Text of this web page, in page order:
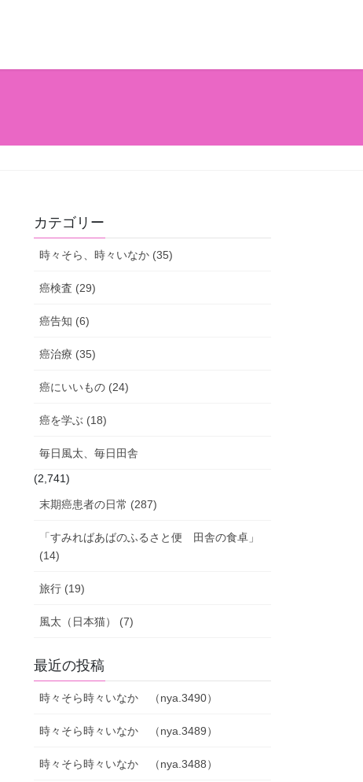
カテゴリー
時々そら、時々いなか (35)
癌検査 (29)
癌告知 (6)
癌治療 (35)
癌にいいもの (24)
癌を学ぶ (18)
毎日風太、毎日田舎
(2,741)
末期癌患者の日常 (287)
「すみればあばのふるさと便 田舎の食卓」
(14)
旅行 (19)
風太（日本猫） (7)
最近の投稿
時々そら時々いなか （nya.3490）
時々そら時々いなか （nya.3489）
時々そら時々いなか （nya.3488）